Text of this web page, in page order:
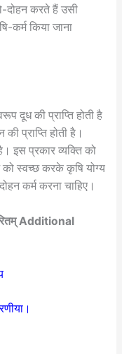
दोहन करते हैं उसी
कर्म किया जाना
दूध की प्राप्ति होती है
प्राप्ति होती है।
इस प्रकार व्यक्ति को
को स्वच्छ करके कृषि योग्य
कर्म करना चाहिए।
Additional